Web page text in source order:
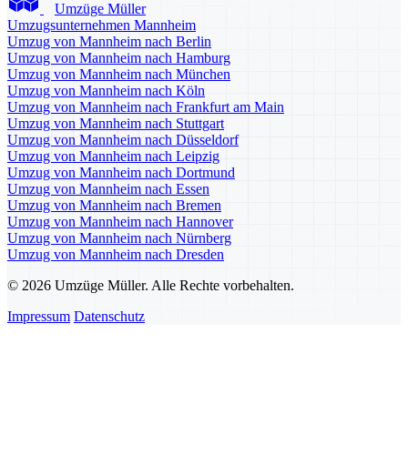
Umzüge Müller
Umzugsunternehmen Mannheim
Umzug von Mannheim nach Berlin
Umzug von Mannheim nach Hamburg
Umzug von Mannheim nach München
Umzug von Mannheim nach Köln
Umzug von Mannheim nach Frankfurt am Main
Umzug von Mannheim nach Stuttgart
Umzug von Mannheim nach Düsseldorf
Umzug von Mannheim nach Leipzig
Umzug von Mannheim nach Dortmund
Umzug von Mannheim nach Essen
Umzug von Mannheim nach Bremen
Umzug von Mannheim nach Hannover
Umzug von Mannheim nach Nürnberg
Umzug von Mannheim nach Dresden
© 2026 Umzüge Müller. Alle Rechte vorbehalten.
Impressum Datenschutz